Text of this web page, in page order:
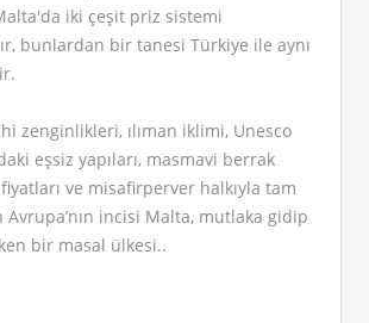
iki çeşit priz sistemi
bunlardan bir tanesi Türkiye ile aynı
zenginlikleri, ılıman iklimi, Unesco
eşsiz yapıları, masmavi berrak
ve misafirperver halkıyla tam
incisi Malta, mutlaka gidip
bir masal ülkesi..